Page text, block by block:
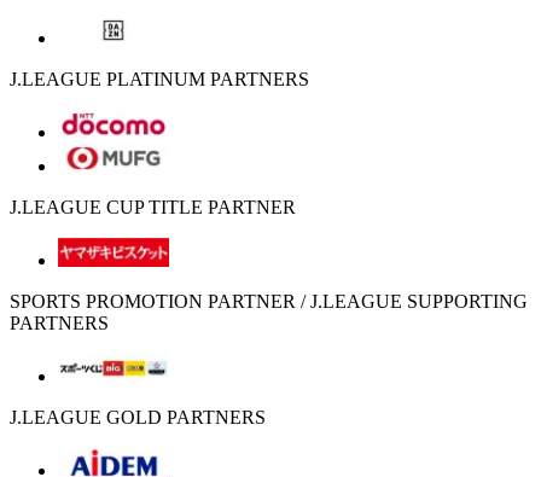
J.LEAGUE PLATINUM PARTNERS
J.LEAGUE CUP TITLE PARTNER
SPORTS PROMOTION PARTNER / J.LEAGUE SUPPORTING
PARTNERS
J.LEAGUE GOLD PARTNERS